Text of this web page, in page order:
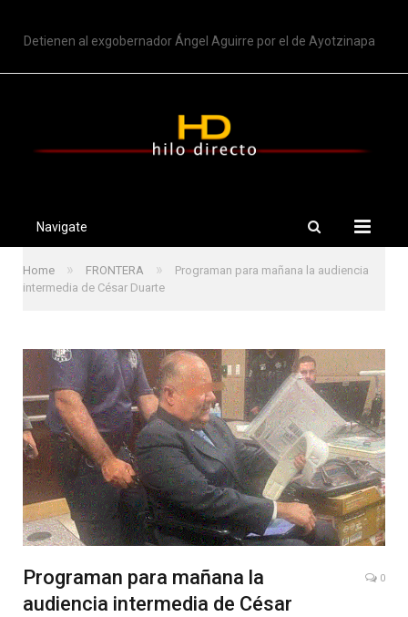
Detienen al exgobernador Ángel Aguirre por el de Ayotzinapa
Navigate
Home » FRONTERA »
Programan para mañana la audiencia
intermedia de César Duarte
Programan para mañana la
audiencia intermedia de César
0